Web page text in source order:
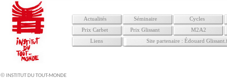
© INSTITUT DU TOUT-MONDE
Actualités Séminaire
Cycles
Prix Carbet
Prix Glissant
M2A2
Site partenaire : Édouard
Liens